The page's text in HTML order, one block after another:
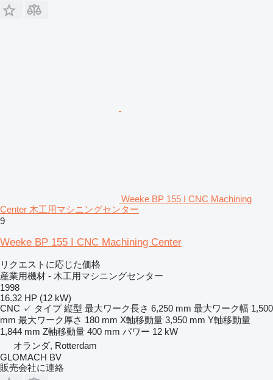
Weeke BP 155 I CNC Machining
Center 木工用マシニングセンター
9
Weeke BP 155 I CNC Machining Center
リクエストに応じた価格
産業用機材 - 木工用マシニングセンター
1998
16.32 HP (12 kW)
CNC ✓ タイプ 縦型 最大ワーク長さ 6,250 mm 最大ワーク幅 1,500
mm 最大ワーク厚さ 180 mm X軸移動量 3,950 mm Y軸移動量
1,844 mm Z軸移動量 400 mm パワー 12 kW
オランダ, Rotterdam
GLOMACH BV
販売会社に連絡